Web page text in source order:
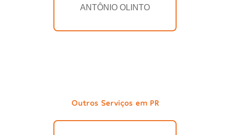
ANTÔNIO OLINTO
Outros Serviços em PR